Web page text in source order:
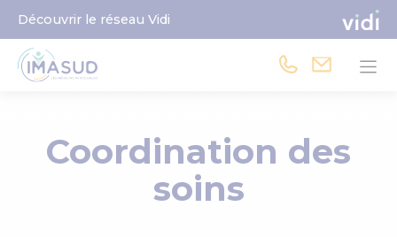
Découvrir le réseau Vidi
Coordination des
soins